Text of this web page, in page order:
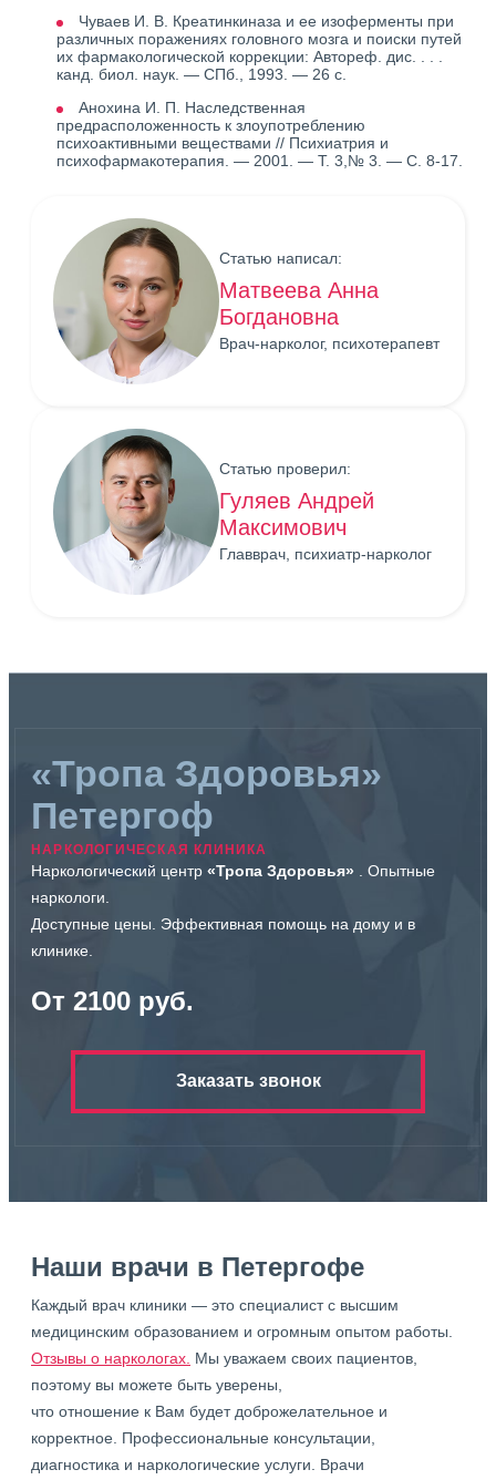
Чуваев И. В. Креатинкиназа и ее изоферменты при
различных поражениях головного мозга и поиски путей
их фармакологической коррекции: Автореф. дис. . . .
канд. биол. наук. — СПб., 1993. — 26 с.
Анохина И. П. Наследственная
предрасположенность к злоупотреблению
психоактивными веществами // Психиатрия и
психофармакотерапия. — 2001. — Т. 3,№ 3. — С. 8-17.
Статью написал:
Матвеева Анна
Богдановна
Врач-нарколог, психотерапевт
Статью проверил:
Гуляев Андрей
Максимович
Главврач, психиатр-нарколог
«Тропа Здоровья»
Петергоф
НАРКОЛОГИЧЕСКАЯ КЛИНИКА
Наркологический центр «Тропа Здоровья»
. Опытные
наркологи.
Доступные цены. Эффективная помощь на дому и в
клинике.
От 2100 руб.
Заказать звонок
Наши врачи в Петергофе
Каждый врач клиники — это специалист с высшим
медицинским образованием и огромным опытом работы.
Отзывы о наркологах. Мы уважаем своих пациентов,
поэтому вы можете быть уверены,
что отношение к Вам будет доброжелательное и
корректное. Профессиональные консультации,
диагностика и наркологические услуги. Врачи